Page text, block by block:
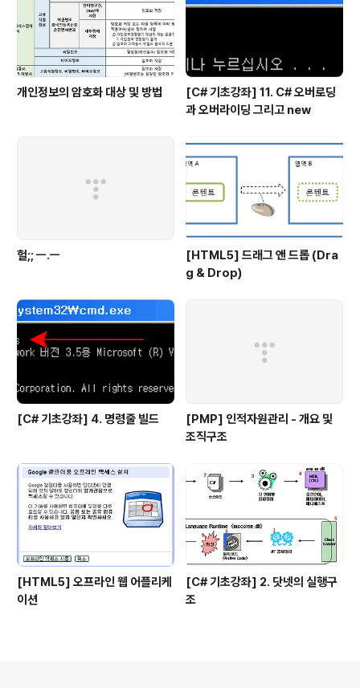
디로 표현하자면, "웹의 사상을 유지한채 Native 化" 하자
는 것. ..
개인정보의 암호화 대상 및 방법
[C# 기초강좌] 11. C# 오버로딩
과 오버라이딩 그리고 new
헐;; ㅡ.ㅡ
[HTML5] 드래그 앤 드롭 (Dra
g & Drop)
[C# 기초강좌] 4. 명령줄 빌드
[PMP] 인적자원관리 - 개요 및
조직구조
[HTML5] 오프라인 웹 어플리케
이션
[C# 기초강좌] 2. 닷넷의 실행구
조